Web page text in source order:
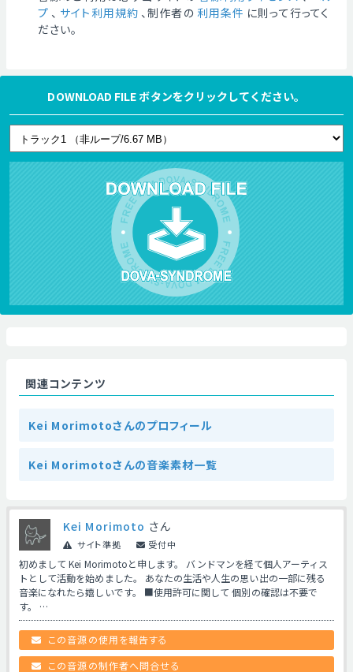
プ 、 サイト利用規約 、制作者の 利用条件 に則って行ってく
ださい。
DOWNLOAD FILE ボタンをクリックしてください。
関連コンテンツ
Kei Morimotoさんのプロフィール
Kei Morimotoさんの音楽素材一覧
Kei Morimoto さん
サイト準拠 受付中
初めまして Kei Morimotoと申します。 バンドマンを経て個人アーティス
トとして活動を始めました。 あなたの生活や人生の思い出の一部に残る
音楽になれたら嬉しいです。 ■使用許可に関して 個別の確認は不要で
す。 …
この音源の使用を報告する
この音源の制作者へ問合せる